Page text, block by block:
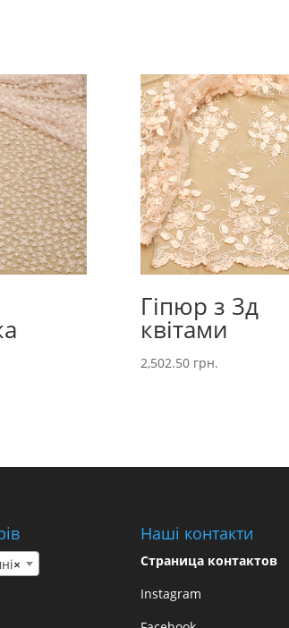
Гіпюр з 3д
квітами
2,502.50 грн.
×
Наші контакти
Страница контактов
Instagram